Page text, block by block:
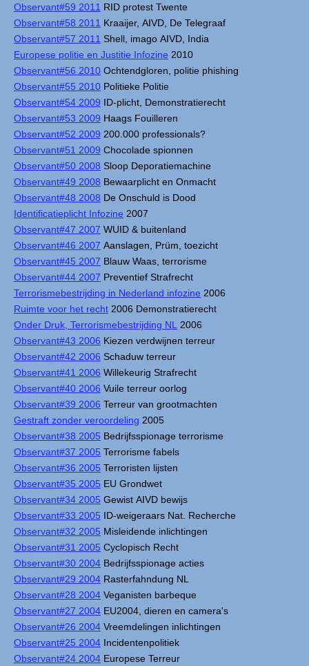
Observant#59 2011 RID protest Twente
Observant#58 2011 Kraaijer, AIVD, De Telegraaf
Observant#57 2011 Shell, imago AIVD, India
Europese politie en Justitie Infozine 2010
Observant#56 2010 Ochtendgloren, politie phishing
Observant#55 2010 Politieke Politie
Observant#54 2009 ID-plicht, Demonstratierecht
Observant#53 2009 Haags Fouilleren
Observant#52 2009 200.000 professionals?
Observant#51 2009 Chocolade spionnen
Observant#50 2008 Sloop Deporatiemachine
Observant#49 2008 Bewaarplicht en Onmacht
Observant#48 2008 De Onschuld is Dood
Identificatieplicht Infozine 2007
Observant#47 2007 WUID & buitenland
Observant#46 2007 Aanslagen, Prüm, toezicht
Observant#45 2007 Blauw Waas, terrorisme
Observant#44 2007 Preventief Strafrecht
Terrorismebestrijding in Nederland infozine 2006
Ruimte voor het recht 2006 Demonstratierecht
Onder Druk, Terrorismebestrijding NL
2006
Observant#43 2006 Kiezen verdwijnen terreur
Observant#42 2006 Schaduw terreur
Observant#41 2006 Willekeurig Strafrecht
Observant#40 2006 Vuile terreur oorlog
Observant#39 2006 Terreur van grootmachten
Gestraft zonder veroordeling 2005
Observant#38 2005 Bedrijfsspionage terrorisme
Observant#37 2005 Terrorisme fabels
Observant#36 2005 Terroristen lijsten
Observant#35 2005 EU Grondwet
Observant#34 2005 Gewist AIVD bewijs
Observant#33 2005 ID-weigeraars Nat. Recherche
Observant#32 2005 Misleidende inlichtingen
Observant#31 2005 Cyclopisch Recht
Observant#30 2004 Bedrijfsspionage acties
Observant#29 2004 Rasterfahndung NL
Observant#28 2004 Veganisten barbeque
Observant#27 2004 EU2004, dieren en camera's
Observant#26 2004 Vreemdelingen inlichtingen
Observant#25 2004 Incidentenpolitiek
Observant#24 2004 Europese Terreur